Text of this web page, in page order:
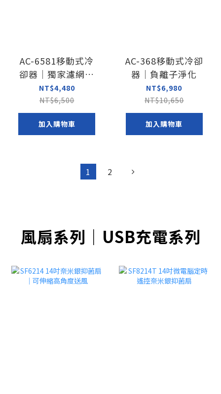
AC-6581移動式冷
卻器｜獨家濾網風
乾功能
NT$4,480
NT$6,500
加入購物車
AC-368移動式冷卻
器｜負離子淨化
NT$6,980
NT$10,650
加入購物車
1 2
風扇系列｜USB充電系列